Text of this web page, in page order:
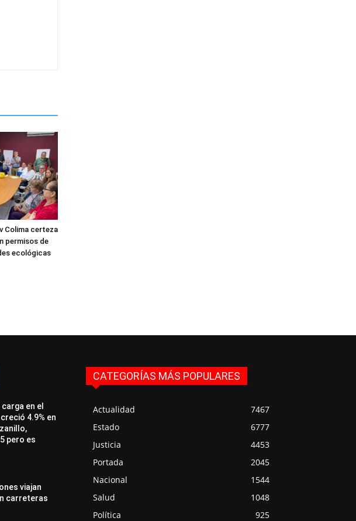
Colima certeza
permisos de
ecológicas
en el
4.9% en
pero es
viajan
carreteras
CATEGORÍAS MÁS POPULARES
Actualidad
7467
Estado
6777
Justicia
4453
Portada
2045
Nacional
1544
Salud
1048
Política
925